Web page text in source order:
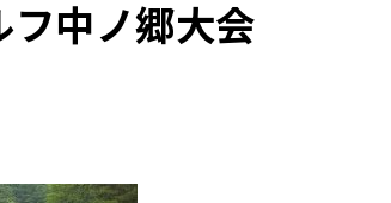
中ノ郷大会